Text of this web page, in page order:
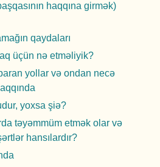
haqqına girmək)
qaydaları
üçün nə etməliyik?
yollar və ondan necə
yoxsa şiə?
təyəmmüm etmək olar və
hansılardır?